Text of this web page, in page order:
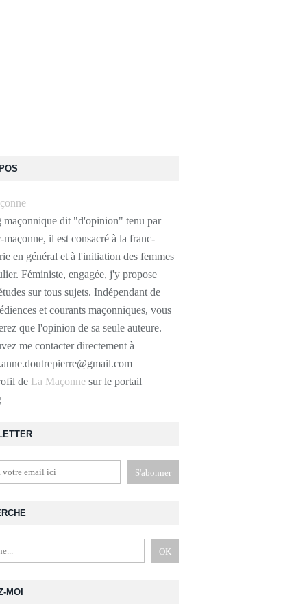
MOI
maçonnique dit "d'opinion" tenu par
maçonne, il est consacré à la franc-
en général et à l'initiation des femmes
Féministe, engagée, j'y propose
sur tous sujets. Indépendant de
et courants maçonniques, vous
que l'opinion de sa seule auteure.
me contacter directement à
de La Maçonne sur le portail